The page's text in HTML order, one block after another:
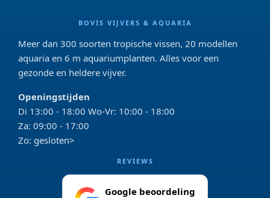
BOVIS VIJVERS & AQUARIA
Meer dan 300 soorten tropische vissen, 20 modellen
aquaria en 6 m aquariumplanten. Alles voor een
gezonde en heldere vijver.
Openingstijden
Di 13:00 - 18:00 Wo-Vr: 10:00 - 18:00
Za: 09:00 - 17:00
Zo: gesloten>
REVIEWS
Google beoordeling